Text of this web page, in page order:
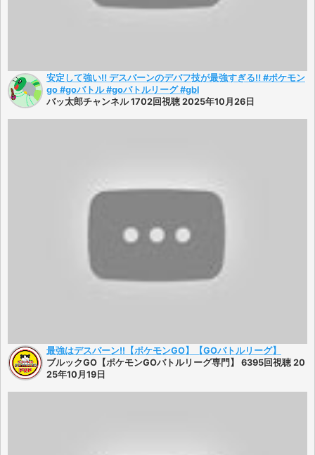
安定して強い‼︎ デスバーンのデバフ技が最強すぎる‼︎ #ポケモン
go #goバトル #goバトルリーグ #gbl
バッ太郎チャンネル 1702回視聴 2025年10月26日
最強はデスバーン!!【ポケモンGO】【GOバトルリーグ】
ブルックGO【ポケモンGOバトルリーグ専門】 6395回視聴 20
25年10月19日